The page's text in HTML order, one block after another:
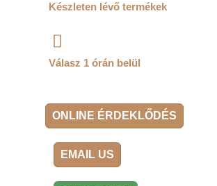
Készleten lévő termékek
Válasz 1 órán belül
ONLINE ÉRDEKLŐDÉS
EMAIL US